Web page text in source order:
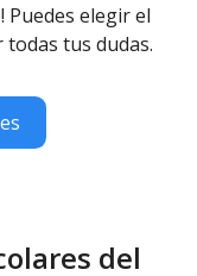
Puedes elegir el
tus dudas.
del